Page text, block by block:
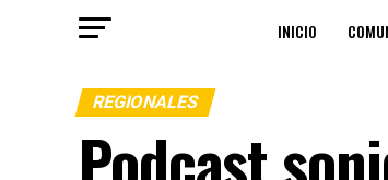
INICIO
REGIONALES
Podcast